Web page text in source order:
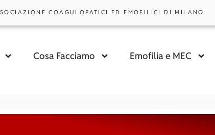
COAGULOPATICI ED EMOFILICI DI MILANO
Cosa Facciamo Emofilia e MEC